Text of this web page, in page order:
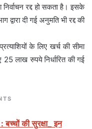
रद्द हो सकता है। इसके
द्वारा दी गई अनुमति भी रद्द की
के लिए खर्च की सीमा
लाख रुपये निर्धारित की गई
की सुरक्षा_ इन